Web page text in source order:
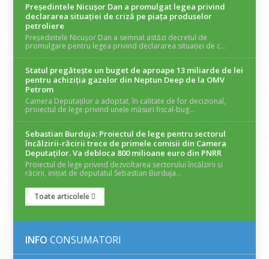
Președintele Nicuşor Dan a promulgat legea privind
declararea situaţiei de criză pe piaţa produselor
petroliere
Președintele Nicușor Dan a semnat astăzi decretul de
promulgare pentru legea privind declararea situației de c...
Statul pregătește un buget de aproape 13 miliarde de lei
pentru achiziția gazelor din Neptun Deep de la OMV
Petrom
Camera Deputaților a adoptat, în calitate de for decizional,
proiectul de lege privind unele măsuri fiscal-bug...
Sebastian Burduja: Proiectul de lege pentru sectorul
încălzirii-răcirii trece de primele comisii din Camera
Deputaților. Va debloca 800 milioane euro din PNRR
Proiectul de lege privind dezvoltarea sectorului încălzirii și
răcirii, inițiat de deputatul Sebastian Burduja...
Toate articolele
INFO CONSUMATORI